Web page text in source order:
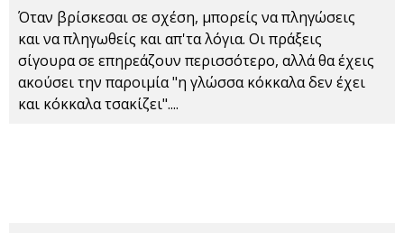
Όταν βρίσκεσαι σε σχέση, μπορείς να πληγώσεις
και να πληγωθείς και απ'τα λόγια. Οι πράξεις
σίγουρα σε επηρεάζουν περισσότερο, αλλά θα έχεις
ακούσει την παροιμία "η γλώσσα κόκκαλα δεν έχει
και κόκκαλα τσακίζει"....